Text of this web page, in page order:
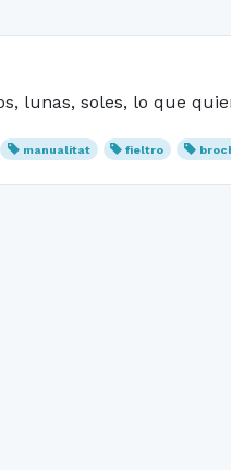
lunas, soles, lo que
manualitat fieltro